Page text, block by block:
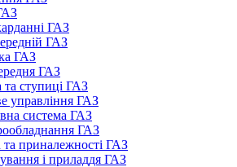
ГАЗ
ГАЗ
ГАЗ
ГАЗ
та ступиці ГАЗ
управління ГАЗ
система ГАЗ
ГАЗ
та приналежності ГАЗ
і приладдя ГАЗ